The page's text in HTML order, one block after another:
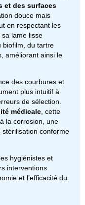
et des surfaces
douce mais
en respectant les
lame lisse
biofilm, du tartre
améliorant ainsi le
des courbures et
plus intuitif à
de sélection.
médicale , cette
la corrosion, une
conforme
hygiénistes et
interventions
et l’efficacité du